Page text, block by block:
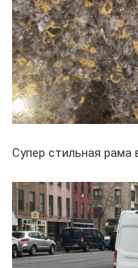
Супер стильная рама